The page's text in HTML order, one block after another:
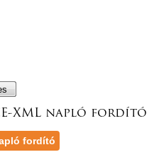
XML napló fordító